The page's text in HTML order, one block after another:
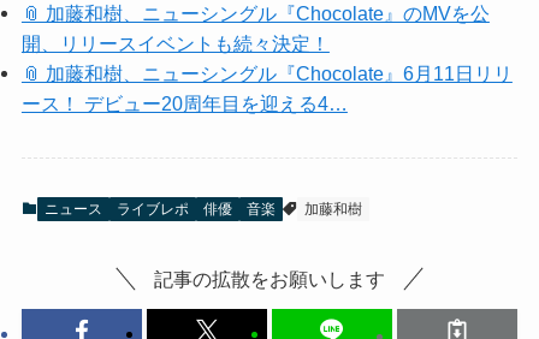
📎 加藤和樹、ニューシングル『Chocolate』のMVを公
開、リリースイベントも続々決定！
📎 加藤和樹、ニューシングル『Chocolate』6月11日リリ
ース！ デビュー20周年目を迎える4…
ニュース ライブレポ 俳優 音楽 加藤和樹
記事の拡散をお願いします